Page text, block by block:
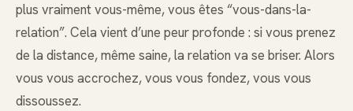
plus vraiment vous-même, vous êtes “vous-dans-la-
relation”. Cela vient d’une peur profonde : si vous prenez
de la distance, même saine, la relation va se briser. Alors
vous vous accrochez, vous vous fondez, vous vous
dissoussez.